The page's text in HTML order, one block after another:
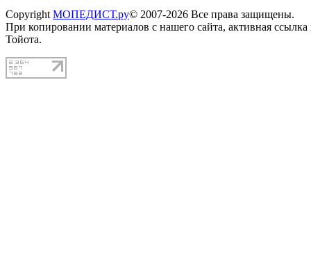
Copyright МОПЕДИСТ.ру© 2007-2026 Все права защищены.
При копировании материалов с нашего сайта, активная
Тойота.